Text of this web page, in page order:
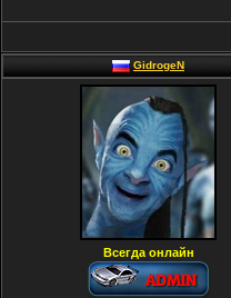
GidrogeN
Всегда онлайн